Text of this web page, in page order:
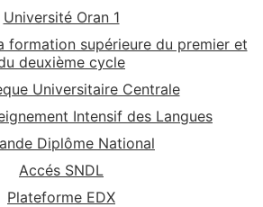
Université Oran 1
formation supérieure du premier et
deuxième cycle
Universitaire Centrale
Intensif des Langues
Diplôme National
Accés SNDL
Plateforme EDX